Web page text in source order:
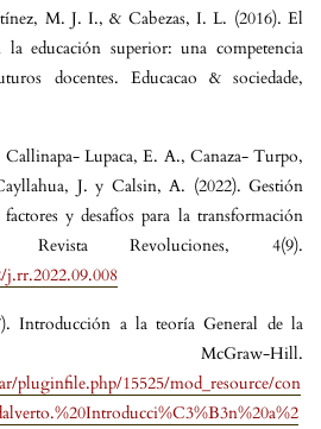
M. J. I., & Cabezas, I. L. (2016). El
educación superior: una competencia
docentes. Educacao & sociedade,
Callinapa- Lupaca, E. A., Canaza- Turpo,
J. y Calsin, A. (2022). Gestión
y desafíos para la transformación
Revoluciones, 4(9).
Introducción a la teoría General de la
McGraw-Hill.
pluginfile.php/15525/mod_resource/con